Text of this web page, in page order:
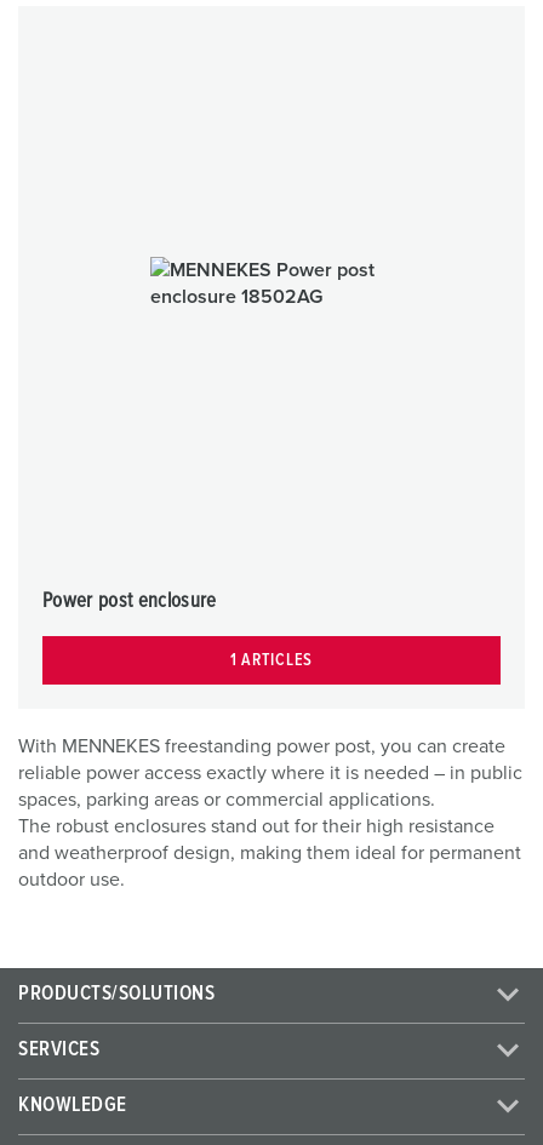
Power post enclosure
1 ARTICLES
With MENNEKES freestanding power post, you can create
reliable power access exactly where it is needed – in public
spaces, parking areas or commercial applications.
The robust enclosures stand out for their high resistance
and weatherproof design, making them ideal for permanent
outdoor use.
PRODUCTS/SOLUTIONS
SERVICES
KNOWLEDGE